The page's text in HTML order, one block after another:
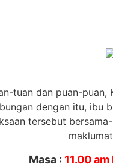
tuan dan puan-puan,
dengan itu, ibu
tersebut
Masa : 11.00